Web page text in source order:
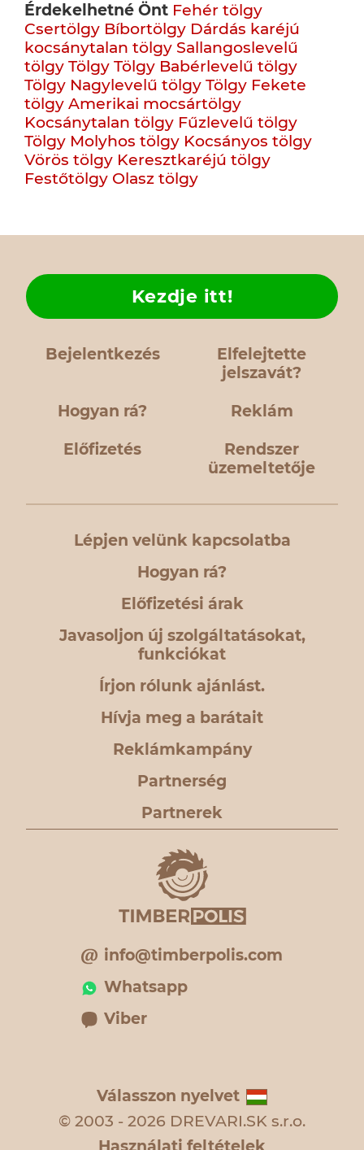
Érdekelhetné Önt Fehér tölgy
Csertölgy Bíbortölgy Dárdás karéjú
kocsánytalan tölgy Sallangoslevelű
tölgy Tölgy Tölgy Babérlevelű tölgy
Tölgy Nagylevelű tölgy Tölgy Fekete
tölgy Amerikai mocsártölgy
Kocsánytalan tölgy Fűzlevelű tölgy
Tölgy Molyhos tölgy Kocsányos tölgy
Vörös tölgy Keresztkaréjú tölgy
Festőtölgy Olasz tölgy
Bejelentkezés
Elfelejtette
jelszavát?
Hogyan rá?
Kezdje itt!
Reklám
Előfizetés
Rendszer
üzemeltetője
Lépjen velünk kapcsolatba
Hogyan rá?
Előfizetési árak
Javasoljon új szolgáltatásokat,
funkciókat
Írjon rólunk ajánlást.
Hívja meg a barátait
Reklámkampány
Partnerség
Partnerek
info@timberpolis.com
Whatsapp
Viber
Válasszon nyelvet
© 2003 - 2026 DREVARI.SK s.r.o.